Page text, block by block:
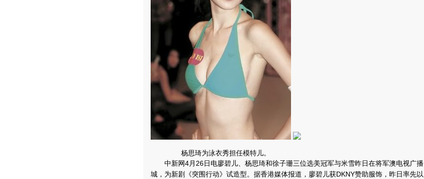
杨思琦为泳衣秀担任模特儿。
中新网4月26日电廖碧儿、杨思琦和徐子珊三位选美冠军与米雪昨日在将军澳电视广播
城，为新剧《突围行动》试造型。据香港媒体报道，廖碧儿获DKNY赞助服饰，昨日率先以